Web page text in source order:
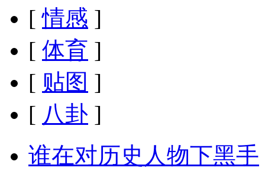
[情感 ]
[ 体育 ]
[ 贴图 ]
[ 八卦 ]
谁在对历史人物下黑手